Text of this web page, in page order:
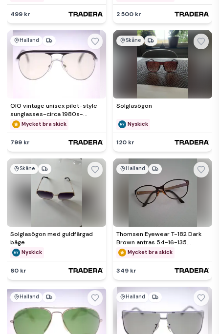
499 kr 2 500 kr
Halland
OIO vintage unisex pilot-style
sunglasses-circa 1980s-
Weight 42g-FREE postage
Mycket bra skick
799 kr
Skåne
Solglasögon
Nyskick
120 kr
Skåne
Solglasögon med guldfärgad
båge
Nyskick
60 kr
Halland
Thomsen Eyewear T-182 Dark
Brown antras 54-16-135
Denmark Scandinavian Design
Mycket bra skick
349 kr
Halland Halland